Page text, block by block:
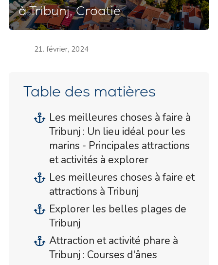
à Tribunj, Croatie
21. février, 2024
Table des matières
Les meilleures choses à faire à
Tribunj : Un lieu idéal pour les
marins - Principales attractions
et activités à explorer
Les meilleures choses à faire et
attractions à Tribunj
Explorer les belles plages de
Tribunj
Attraction et activité phare à
Tribunj : Courses d'ânes